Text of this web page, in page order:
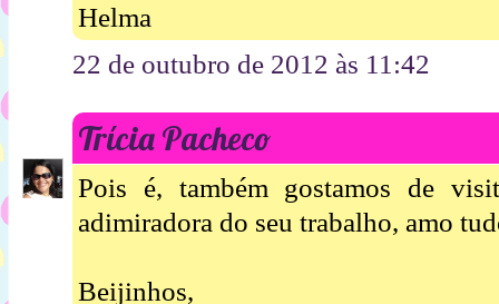
Helma
22 de outubro de 2012 às 11:42
Trícia Pacheco
Pois é, também gostamos de
adimiradora do seu trabalho, amo
Beijinhos,